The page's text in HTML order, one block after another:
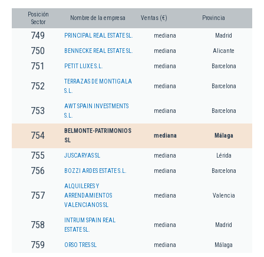
Posición
Sector
Nombre de la empresa Ventas (€) Provincia
749 PRINCIPAL REAL ESTATE SL. mediana Madrid
750 BENNECKE REAL ESTATE SL. mediana Alicante
751 PETIT LUXE S.L. mediana Barcelona
752
TERRAZAS DE MONTIGALA
S.L.
mediana Barcelona
753
AWT SPAIN INVESTMENTS
S.L.
mediana Barcelona
754
BELMONTE-PATRIMONIOS
SL
mediana Málaga
755 JUSCARYAS SL mediana Lérida
756 BOZZI ARDES ESTATE S.L. mediana Barcelona
757
ALQUILERES Y
ARRENDAMIENTOS
VALENCIANOS SL
mediana Valencia
758
INTRUM SPAIN REAL
ESTATE SL.
mediana Madrid
759 ORSO TRES SL mediana Málaga